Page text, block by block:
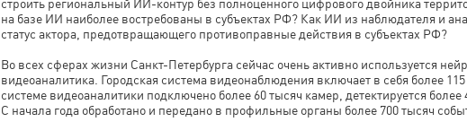
строить региональный ИИ-контур без полноценного цифрового двойника
на базе ИИ наиболее востребованы в субъектах РФ? Как ИИ из наблюдателя и
статус актора, предотвращающего противоправные действия в субъектах РФ?
Во всех сферах жизни Санкт-Петербурга сейчас очень активно используется
видеоаналитика. Городская система видеонаблюдения включает в себя более
системе видеоаналитики подключено более 60 тысяч камер, детектируется
С начала года обработано и передано в профильные органы более 700 тысяч